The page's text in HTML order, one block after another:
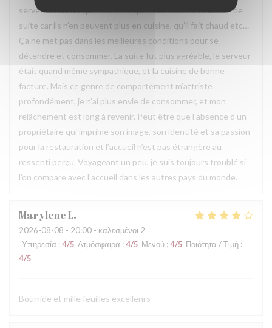
serveur nous dit qu’il est tard, qu’il faut tout commander de
suite car ils n’en peuvent plus en cuisine, qu’il fait chaud etc…
Ça ne met pas dans les meilleures conditions pour se
détendre et consommer. La suite fut plus agréable, le serveur
était quand même sympathique, et la cuisine de bonne
facture. Mais ce genre de comportement m’attriste
profondément, je n’ai plus envie de consommer, et mon
relâchement est long à revenir. Peut être que l’absence d’un
propriétaire qui imprime son image, son identité et sa passion
pour la restauration et l’accueil n’est pas étrangère au
ressenti perçu. Voyageant un peu, je suis toujours troublé si
l’on compare avec l’accueil dans les autres pays du monde.
MaryleneL
2026-08-08 - 20:00 - καλεσμένοι 2
Υπηρεσία : 4/5 Ατμόσφαιρα : 4/5 Μενού : 4/5 Ποιότητα / Τιμή :
4/5
Bourride et mille feuilles excellenrs